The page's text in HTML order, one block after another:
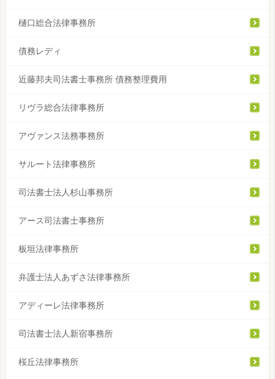
樋口総合法律事務所
債務レディ
近藤邦夫司法書士事務所 債務整理費用
リヴラ総合法律事務所
アヴァンス法務事務所
サルート法律事務所
司法書士法人杉山事務所
アース司法書士事務所
板垣法律事務所
弁護士法人あずさ法律事務所
アディーレ法律事務所
司法書士法人新宿事務所
桜丘法律事務所